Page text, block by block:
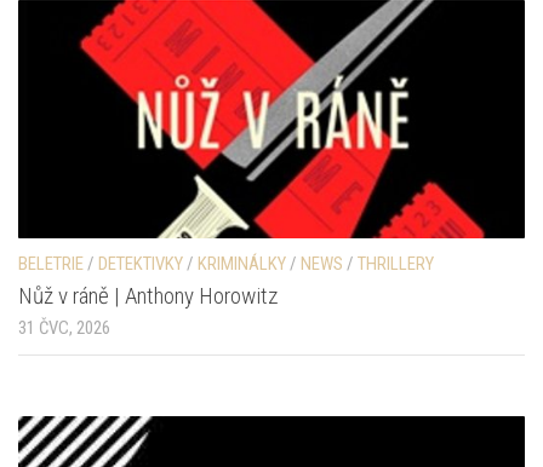
BELETRIE/ DETEKTIVKY/ KRIMINÁLKY/ NEWS / THRILLERY
Nůž v ráně | Anthony Horowitz
31 ČVC, 2026